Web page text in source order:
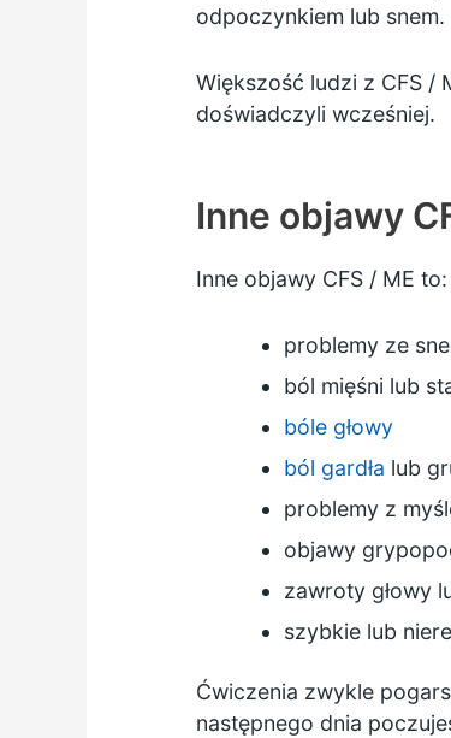
odpoczynkiem lub
Większość ludzi z CFS /
doświadczyli wcześniej.
Inne objawy
Inne objawy CFS / ME to:
problemy ze
ból mięśni lub
bóle głowy
ból gardła lub
problemy z
objawy
zawroty głowy
szybkie lub
Ćwiczenia zwykle
następnego dnia